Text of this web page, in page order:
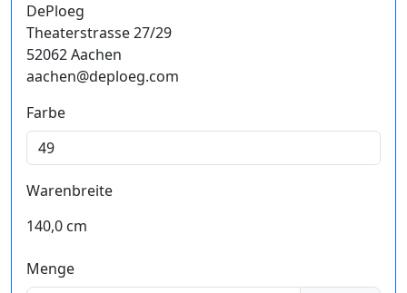
DePloeg
Theaterstrasse 27/29
52062 Aachen
aachen@deploeg.com
Farbe
Warenbreite
140,0 cm
Menge